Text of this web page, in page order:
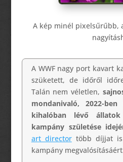
A kép minél pixelsűrűbb,
A WWF nagy port kavart
szüketett, de időről
Talán nem véletlen,
mondanivaló, 2022-
kihalóban lévő
kampány születése
art directortöbb díjjat is
kampány